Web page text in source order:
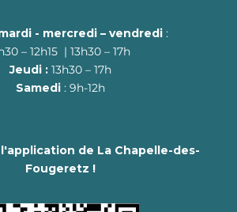
- mercredi – vendredi :
– 12h15 | 13h30 – 17h
Jeudi :13h30 – 17h
Samedi : 9h-12h
de La Chapelle-des-
Fougeretz !